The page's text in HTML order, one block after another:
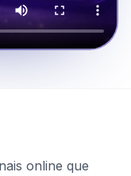
online que